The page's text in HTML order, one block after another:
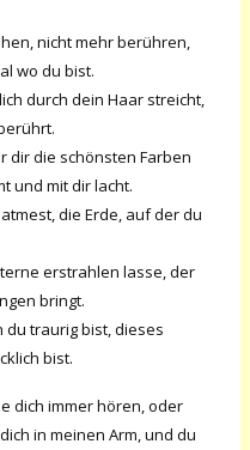
nicht mehr berühren,
wo du bist.
durch dein Haar streicht,
dir die schönsten Farben
und mit dir lacht.
die Erde, auf der du
erstrahlen lasse, der
bringt.
du traurig bist, dieses
bist.
dich immer hören, oder
in meinen Arm, und du